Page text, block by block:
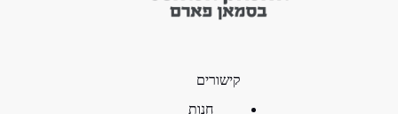
קישורים
חנות